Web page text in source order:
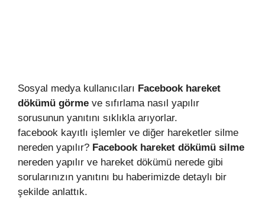
Sosyal medya kullanıcıları Facebook hareket
dökümü görme ve sıfırlama nasıl yapılır
sorusunun yanıtını sıklıkla arıyorlar.
facebook kayıtlı işlemler ve diğer hareketler silme
nereden yapılır? Facebook hareket dökümü silme
nereden yapılır ve hareket dökümü nerede gibi
sorularınızın yanıtını bu haberimizde detaylı bir
şekilde anlattık.